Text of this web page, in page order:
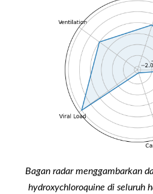
Bagan radar menggambarkan
hydroxychloroquine di seluruh